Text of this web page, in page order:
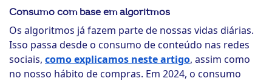
Consumo com base em algoritmos
Os algoritmos já fazem parte de nossas vidas diárias.
Isso passa desde o consumo de conteúdo nas redes
sociais, como explicamos neste artigo, assim como
no nosso hábito de compras. Em 2024, o consumo